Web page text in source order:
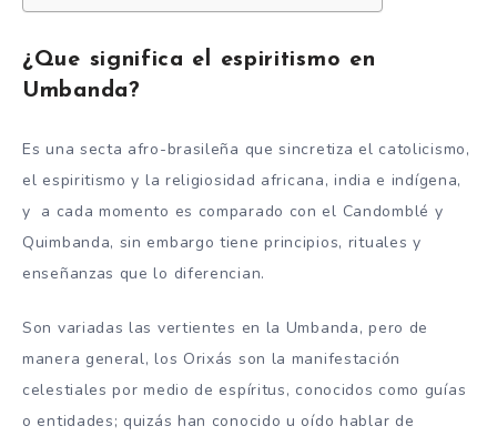
¿Que significa el espiritismo en
Umbanda?
Es una secta afro-brasileña que sincretiza el catolicismo,
el espiritismo y la religiosidad africana, india e indígena,
y a cada momento es comparado con el Candomblé y
Quimbanda, sin embargo tiene principios, rituales y
enseñanzas que lo diferencian.
Son variadas las vertientes en la Umbanda, pero de
manera general, los Orixás son la manifestación
celestiales por medio de espíritus, conocidos como guías
o entidades; quizás han conocido u oído hablar de